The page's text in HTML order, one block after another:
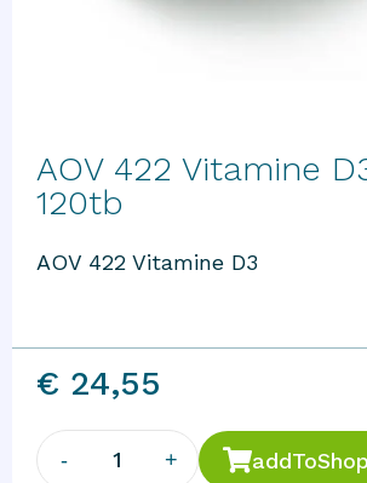
AOV 422 Vitamine
120tb
AOV 422 Vitamine D3
€ 24,55
- 1 +